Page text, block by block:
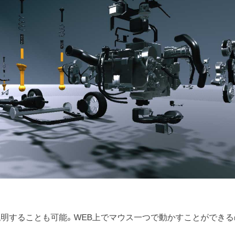
することも可能。WEB上でマウス一つで動かすことができ